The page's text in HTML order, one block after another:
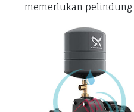
memerlukan pelindung